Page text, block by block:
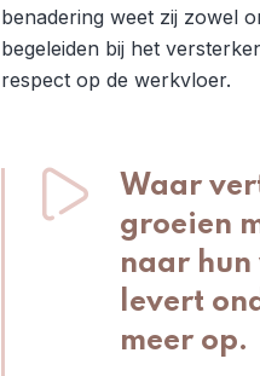
benadering weet zij zowel
begeleiden bij het
respect op de werkvloer.
Waar
groeien
naar
levert
meer op.